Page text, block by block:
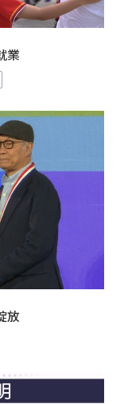
業
放